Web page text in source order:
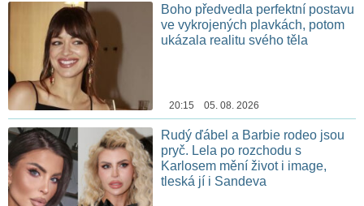
Boho předvedla perfektní postavu
ve vykrojených plavkách, potom
ukázala realitu svého těla
20:15 05. 08. 2026
Rudý ďábel a Barbie rodeo jsou
pryč. Lela po rozchodu s
Karlosem mění život i image,
tleská jí i Sandeva